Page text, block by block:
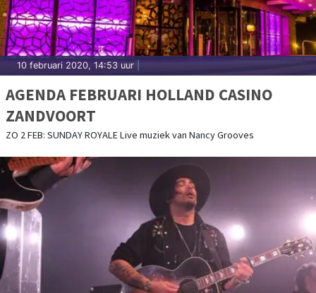
10 februari 2020, 14:53 uur
AGENDA FEBRUARI HOLLAND CASINO
ZANDVOORT
ZO 2 FEB: SUNDAY ROYALE Live muziek van Nancy Grooves